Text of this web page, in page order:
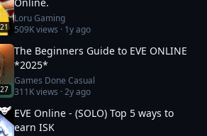
Loru Gaming
509Kviews · 1y ago
The Beginners Guide to EVE ONLINE
*2025*
Games Done Casual
311Kviews ·2y ago
EVE Online - (SOLO) Top 5 ways to
earn ISK